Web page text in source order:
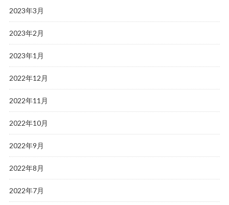
2023年3月
2023年2月
2023年1月
2022年12月
2022年11月
2022年10月
2022年9月
2022年8月
2022年7月